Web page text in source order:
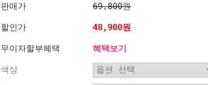
판매가 69,800원
할인가 48,900원
무이자할부혜택 혜택보기
색상